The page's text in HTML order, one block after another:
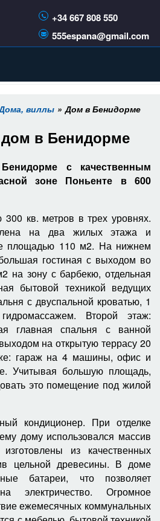
+34 667 808 550
555espana@gmail.com
виллы Дом в Бенидорме
в Бенидорме
с качественным
зоне Поньенте в 600
кв. метров в трех уровнях.
на два жилых этажа и
площадью 110 м2. На нижнем
гостиная с выходом во
на зону с барбекю, отдельная
бытовой техникой ведущих
с двуспальной кроватью, 1
Второй этаж:
главная спальня с ванной
на открытую террасу 20
гараж на 4 машины, офис и
Учитывая большую площадь,
это помещение под жилой
кондиционер. При отделке
дому использовался массив
из качественных
цельной древесины. В доме
батареи, что позволяет
электричество. Огромное
ежемесячных коммунальных